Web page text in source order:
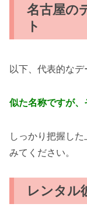
名古屋の
ト
以下、代表的なデ
似た名称ですが、
しっかり把握し
みてください。
レンタル